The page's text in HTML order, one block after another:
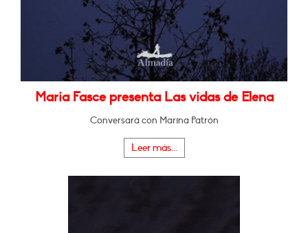
Maria Fasce presenta Las vidas de Elena
Conversará con Marina Patrón
Leer más...